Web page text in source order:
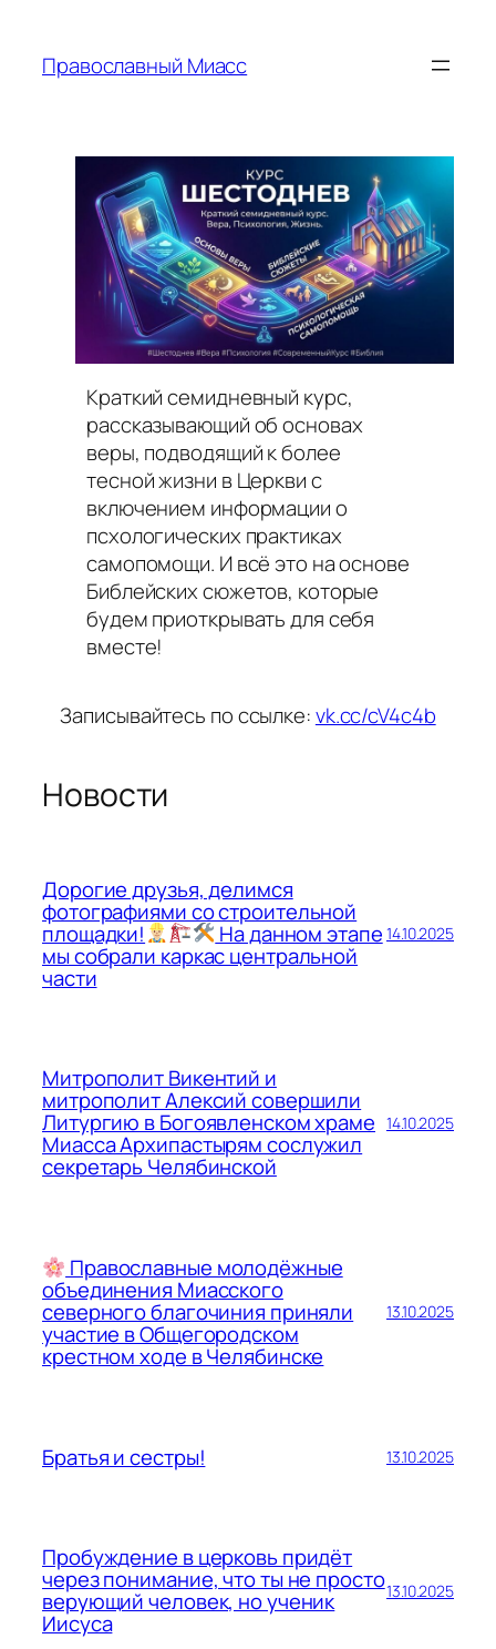
содержимому
Православный Миасс
Краткий семидневный курс,
рассказывающий об основах
веры, подводящий к более
тесной жизни в Церкви с
включением информации о
псхологических практиках
самопомощи. И всё это на основе
Библейских сюжетов, которые
будем приоткрывать для себя
вместе!
Записывайтесь по ссылке:vk.cc/cV4c4b
Новости
Дорогие друзья, делимся
фотографиями со строительной
площадки! На данном этапе
мы собрали каркас центральной
части
14.10.2025
Митрополит Викентий и
митрополит Алексий совершили
Литургию в Богоявленском храме
Миасса Архипастырям сослужил
секретарь Челябинской
14.10.2025
Православные молодёжные
объединения Миасского
северного благочиния приняли
участие в Общегородском
крестном ходе в Челябинске
13.10.2025
Братья и сестры! 13.10.2025
Пробуждение в церковь придёт
через понимание, что ты не просто
верующий человек, но ученик
Иисуса
13.10.2025